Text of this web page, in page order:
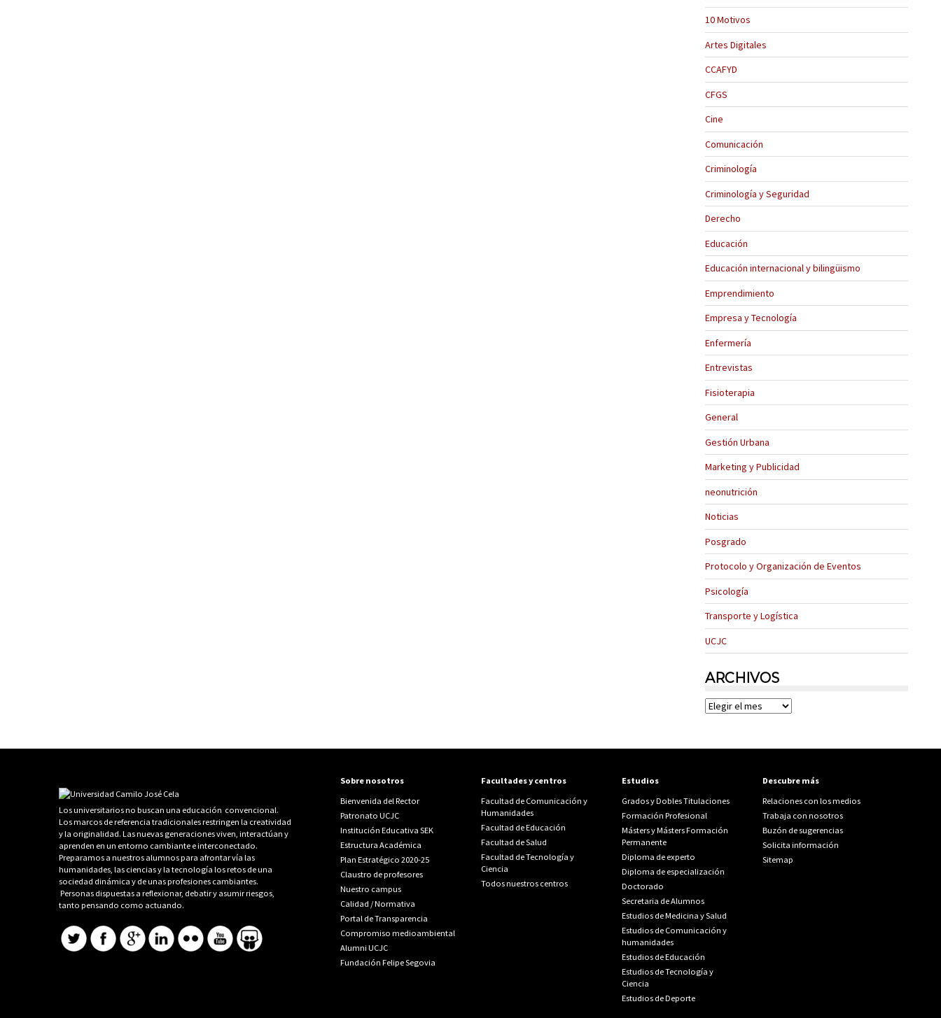
10 Motivos
Artes Digitales
CCAFYD
CFGS
Cine
Comunicación
Criminología
Criminología y Seguridad
Derecho
Educación
Educación internacional y bilingüismo
Emprendimiento
Empresa y Tecnología
Enfermería
Entrevistas
Fisioterapia
General
Gestión Urbana
Marketing y Publicidad
neonutrición
Noticias
Posgrado
Protocolo y Organización de Eventos
Psicología
Transporte y Logística
UCJC
ARCHIVOS
Archivos
Los universitarios no buscan una educación convencional.
Los marcos de referencia tradicionales restringen la creatividad
y la originalidad. Las nuevas generaciones viven, interactúan y
aprenden en un entorno cambiante e interconectado.
Preparamos a nuestros alumnos para afrontar vía las
humanidades, las ciencias y la tecnología los retos de una
sociedad dinámica y de unas profesiones cambiantes.
Personas dispuestas a reflexionar, debatir y asumir riesgos,
tanto pensando como actuando.
Sobre nosotros
Bienvenida del Rector
Patronato UCJC
Institución Educativa SEK
Estructura Académica
Plan Estratégico 2020-25
Claustro de profesores
Nuestro campus
Calidad /Normativa
Portal de Transparencia
Compromiso medioambiental
Alumni UCJC
Fundación Felipe Segovia
Facultades y centros
Facultad de Comunicación y
Humanidades
Facultad de Educación
Facultad de Salud
Facultad de Tecnología y
Ciencia
Todos nuestros centros
Estudios
Grados y Dobles Titulaciones
Formación Profesional
Másters y Másters Formación
Permanente
Diploma de experto
Diploma de especialización
Doctorado
Secretaria de Alumnos
Estudios de Medicina y Salud
Estudios de Comunicación y
humanidades
Estudios de Educación
Estudios de Tecnología y
Ciencia
Estudios de Deporte
Descubre más
Relaciones con los medios
Trabaja con nosotros
Buzón de sugerencias
Solicita información
Sitemap